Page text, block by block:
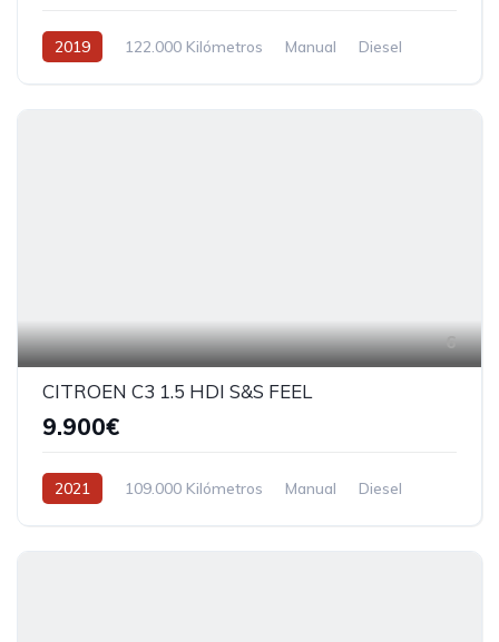
2019 122.000 Kilómetros Manual Diesel
6
CITROEN C3 1.5 HDI S&S FEEL
9.900€
2021 109.000 Kilómetros Manual Diesel